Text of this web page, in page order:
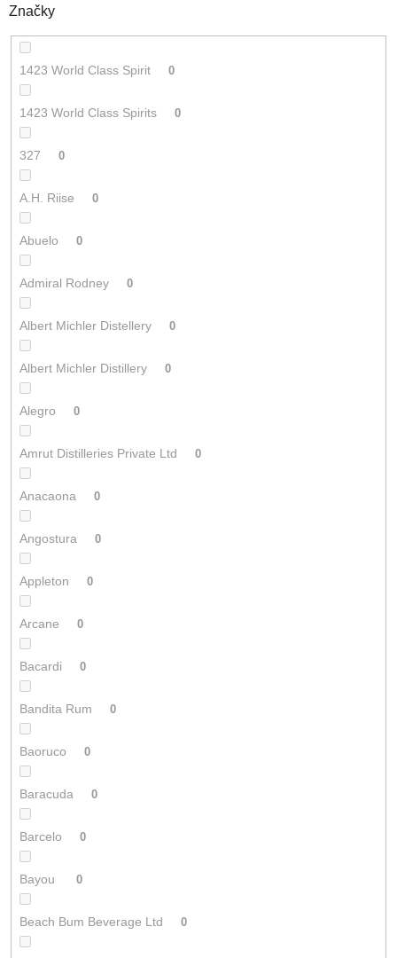
Značky
1423 World Class Spirit 0
1423 World Class Spirits 0
327 0
A.H. Riise 0
Abuelo 0
Admiral Rodney 0
Albert Michler Distellery 0
Albert Michler Distillery 0
Alegro 0
Amrut Distilleries Private Ltd 0
Anacaona 0
Angostura 0
Appleton 0
Arcane 0
Bacardi 0
Bandita Rum 0
Baoruco 0
Baracuda 0
Barcelo 0
Bayou 0
Beach Bum Beverage Ltd 0